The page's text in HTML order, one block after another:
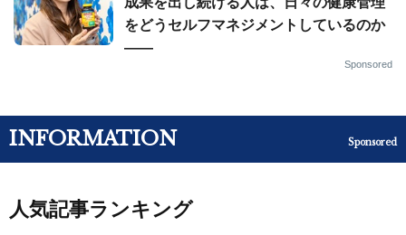
をどうセルフマネジメントしているのか
——
Sponsored
INFORMATION Sponsored
人気記事ランキング